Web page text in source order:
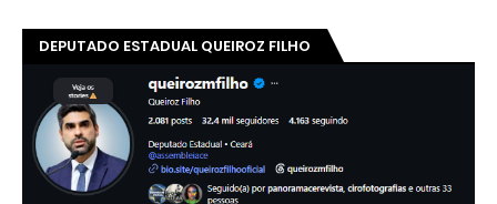
DEPUTADO ESTADUAL QUEIROZ FILHO